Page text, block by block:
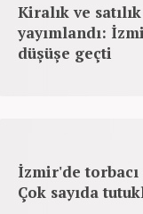
Kiralık ve
yayımlandı:
düşüşe geçti
İzmir'de
Çok sayıda